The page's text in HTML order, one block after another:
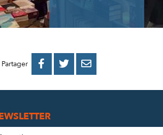
Partager 
PARTAGER
PARTAGER
PARTAGER